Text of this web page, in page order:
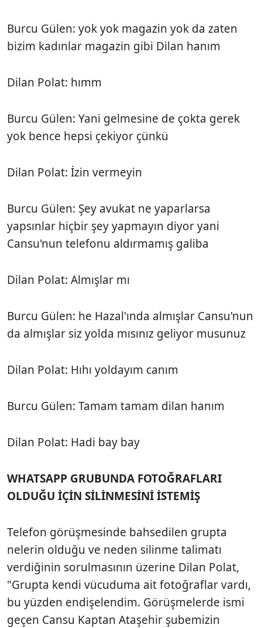
Burcu Gülen: yok yok magazin yok da zaten
bizim kadınlar magazin gibi Dilan hanım
Dilan Polat: hımm
Burcu Gülen: Yani gelmesine de çokta gerek
yok bence hepsi çekiyor çünkü
Dilan Polat: İzin vermeyin
Burcu Gülen: Şey avukat ne yaparlarsa
yapsınlar hiçbir şey yapmayın diyor yani
Cansu'nun telefonu aldırmamış galiba
Dilan Polat: Almışlar mı
Burcu Gülen: he Hazal'ında almışlar Cansu'nun
da almışlar siz yolda mısınız geliyor musunuz
Dilan Polat: Hıhı yoldayım canım
Burcu Gülen: Tamam tamam dilan hanım
Dilan Polat: Hadi bay bay
WHATSAPP GRUBUNDA FOTOĞRAFLARI
OLDUĞU İÇİN SİLİNMESİNİ İSTEMİŞ
Telefon görüşmesinde bahsedilen grupta
nelerin olduğu ve neden silinme talimatı
verdiğinin sorulmasının üzerine Dilan Polat,
"Grupta kendi vücuduma ait fotoğraflar vardı,
bu yüzden endişelendim. Görüşmelerde ismi
geçen Cansu Kaptan Ataşehir şubemizin